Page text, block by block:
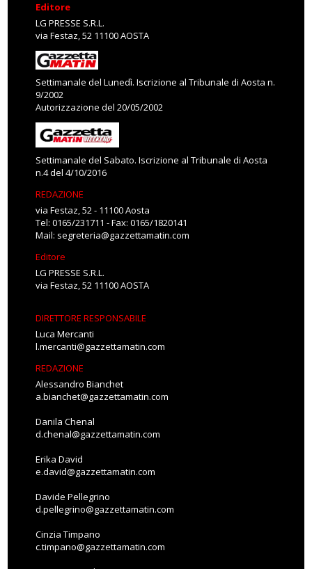
Editore
LG PRESSE S.R.L.
via Festaz, 52 11100 AOSTA
Settimanale del Lunedì. Iscrizione al Tribunale di Aosta n.
9/2002
Autorizzazione del 20/05/2002
Settimanale del Sabato. Iscrizione al Tribunale di Aosta
n.4 del 4/10/2016
REDAZIONE
via Festaz, 52 - 11100 Aosta
Tel: 0165/231711 - Fax: 0165/1820141
Mail: segreteria@gazzettamatin.com
Editore
LG PRESSE S.R.L.
via Festaz, 52 11100 AOSTA
DIRETTORE RESPONSABILE
Luca Mercanti
l.mercanti@gazzettamatin.com
REDAZIONE
Alessandro Bianchet
a.bianchet@gazzettamatin.com
Danila Chenal
d.chenal@gazzettamatin.com
Erika David
e.david@gazzettamatin.com
Davide Pellegrino
d.pellegrino@gazzettamatin.com
Cinzia Timpano
c.timpano@gazzettamatin.com